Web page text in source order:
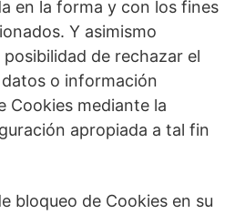
en la forma y con los fines
Y asimismo
de rechazar el
o información
Cookies mediante la
apropiada a tal fin
bloqueo de Cookies en su